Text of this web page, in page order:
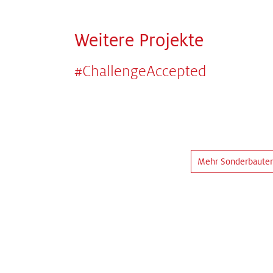
Weitere Projekte
#ChallengeAccepted
Mehr